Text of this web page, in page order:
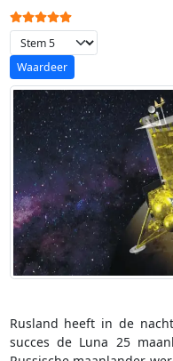
Gebruikerswaardering:
Voeg waardering toe
Rusland heeft in de
succes de Luna 25